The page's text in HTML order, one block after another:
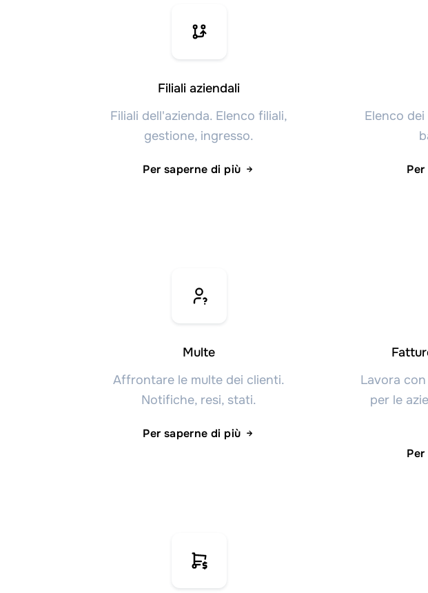
Filiali aziendali
Filiali dell'azienda. Elenco filiali,
gestione, ingresso.
Per saperne di più
Elenco
Multe
Affrontare le multe dei clienti.
Notifiche, resi, stati.
Per saperne di più
Lavora
per le